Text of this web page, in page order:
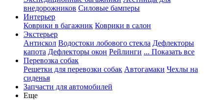
внедорожников Силовые бамперы
Интерьер
Коврики в багажник Коврики в салон
Экстерьер
Антискол Водостоки лобового стекла Дефлекторы
капота Дефлекторы окон Рейлинги ... Показать все
Перевозка собак
Решетки для перевозки собак Автогамаки Чехлы на
сиденья
Запчасти для автомобилей
Еще